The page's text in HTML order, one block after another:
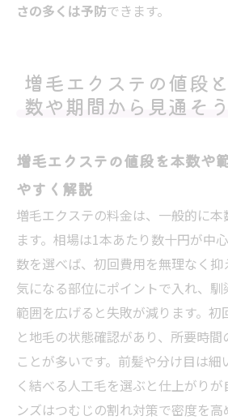
さの多くは予防できます。
増毛エクステの値段
数や期間から見通そう
増毛エクステの値段を本数や
やすく解説
増毛エクステの料金は、一般的に本
ます。相場は1本あたり数十円が中
数を選べば、初回費用を無理なく抑
気になる部位にポイントで入れ、馴
範囲を広げると失敗が減ります。初
と地毛の状態確認があり、所要時
ことが多いです。前髪や分け目は
く結べる人工毛を選ぶと仕上がりが
ンズはつむじの割れ対策で密度を